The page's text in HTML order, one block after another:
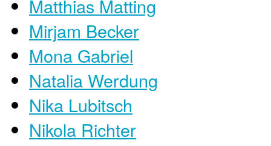
Matthias Matting
Mirjam Becker
Mona Gabriel
Natalia Werdung
Nika Lubitsch
Nikola Richter